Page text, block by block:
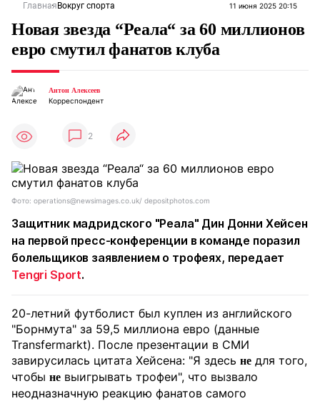
Главная Вокруг спорта 11 июня 2025 20:15
Новая звезда “Реала“ за 60 миллионов
евро смутил фанатов клуба
Антон Алексеев
Корреспондент
2
Фото: operations@newsimages.co.uk/ depositphotos.com
Защитник мадридского "Реала" Дин Донни Хейсен
на первой пресс-конференции в команде поразил
болельщиков заявлением о трофеях, передает
Tengri Sport.
20-летний футболист был куплен из английского
"Борнмута" за 59,5 миллиона евро (данные
Transfermarkt). После презентации в СМИ
завирусилась цитата Хейсена: "Я здесь не для того,
чтобы не выигрывать трофеи", что вызвало
неодназначную реакцию фанатов самого